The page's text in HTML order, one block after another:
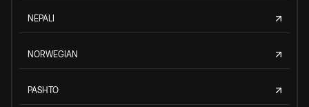
NEPALI
NORWEGIAN
PASHTO